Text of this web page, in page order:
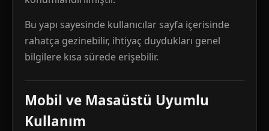
Bu yapı sayesinde kullanıcılar sayfa içerisinde
rahatça gezinebilir, ihtiyaç duydukları genel
bilgilere kısa sürede erişebilir.
Mobil ve Masaüstü Uyumlu
Kullanım